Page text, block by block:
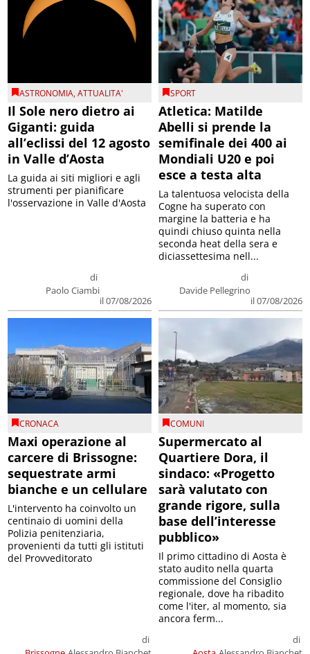
ASTRONOMIA,ATTUALITA'
Il Sole nero dietro ai
Giganti: guida
all’eclissi del 12 agosto
in Valle d’Aosta
di
Paolo Ciambi
il 07/08/2026
La guida ai siti migliori e agli
strumenti per pianificare
l'osservazione in Valle d'Aosta
SPORT
Atletica: Matilde
Abelli si prende la
semifinale dei 400 ai
Mondiali U20 e poi
esce a testa alta
di
Davide Pellegrino
il 07/08/2026
La talentuosa velocista della
Cogne ha superato con
margine la batteria e ha
quindi chiuso quinta nella
seconda heat della sera e
diciassettesima nell...
CRONACA
Maxi operazione al
carcere di Brissogne:
sequestrate armi
bianche e un cellulare
di
L'intervento ha coinvolto un
centinaio di uomini della
Polizia penitenziaria,
provenienti da tutti gli istituti
del Provveditorato
COMUNI
Supermercato al
Quartiere Dora, il
sindaco: «Progetto
sarà valutato con
grande rigore, sulla
base dell’interesse
pubblico»
di
Il primo cittadino di Aosta è
stato audito nella quarta
commissione del Consiglio
regionale, dove ha ribadito
come l'iter, al momento, sia
ancora ferm...